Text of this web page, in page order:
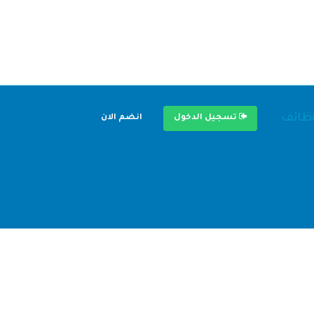
تسجيل الدخول انضم الان